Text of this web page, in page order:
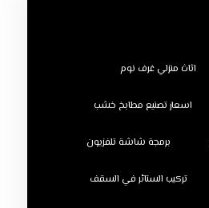
اثاث منزلي غرف نوم
اسعار تصنيع مطابخ خشب
برمجة شاشة تلفزيون
تركيب الستائر في السقف